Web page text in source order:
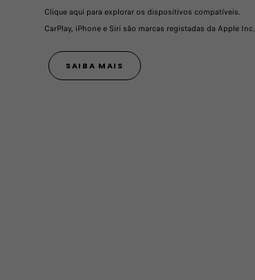
Clique aqui para explorar os dispositivos compatíveis.
CarPlay, iPhone e Siri são marcas registadas da Apple Inc.
SAIBA MAIS